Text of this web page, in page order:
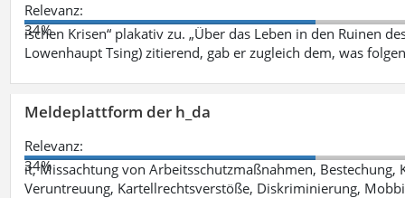
Relevanz:
34%
ischen Krisen“ plakativ zu. „Über das Leben in den Ruinen
Lowenhaupt Tsing) zitierend, gab er zugleich dem, was
Meldeplattform der h_da
Relevanz:
34%
it, Missachtung von Arbeitsschutzmaßnahmen,
Veruntreuung, Kartellrechtsverstöße, Diskriminierung,